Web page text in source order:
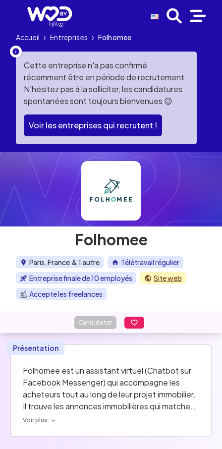
Accueil › Entreprises › Folhomee
Cette entreprise n'a pas confirmé
récemment être en période de recrutement.
N'hésitez pas à la solliciter, les candidatures
spontanées sont toujours bienvenues 😉
Voir les entreprises qui recrutent !
Folhomee
Paris, France & 1 autre
Télétravail régulier
Entreprise finale de 10 employés
Site web
Accepte les freelances
Candidater
Présentation
Folhomee est un assistant virtuel (Chatbot sur
Facebook Messenger) qui accompagne les
acheteurs tout au long de leur projet immobilier.
Il trouve les annonces immobilières qui matchent
parfaitement à leurs besoins et il les conseille
Voir plus